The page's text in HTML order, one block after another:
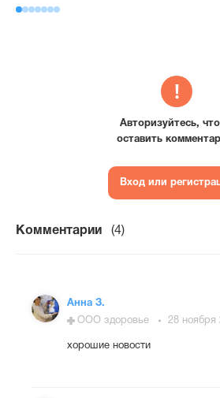
Авторизуйтесь,
оставить
Вход или
Комментарии (4)
Анна З.
ООО здоровье
28 ноября
хорошие новости